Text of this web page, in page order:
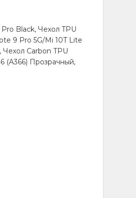
Black, Чехол TPU
9 Pro 5G/Mi 10T Lite
Чехол Carbon TPU
(A366) Прозрачный,